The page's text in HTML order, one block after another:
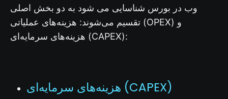
وب در بورس شناسایی می شود به دو بخش اصلی
تقسیم می‌شوند: هزینه‌های عملیاتی (OPEX) و
هزینه‌های سرمایه‌ای (CAPEX):
هزینه‌های سرمایه‌ای (CAPEX)